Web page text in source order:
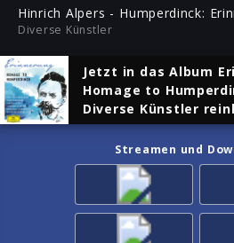
Hinrich Alpers - Humperdinck:
Diverse Künstler
Jetzt in das Album
Homage to
Diverse Künstler
Streamen und